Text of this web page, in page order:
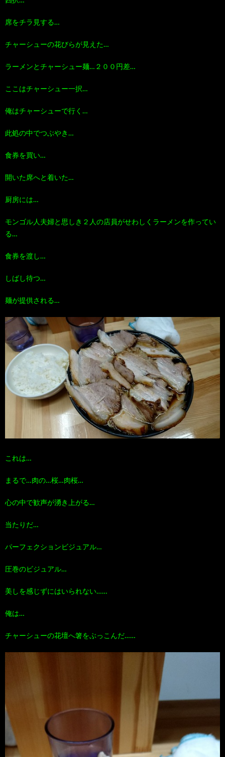
席をチラ見する…
チャーシューの花びらが見えた…
ラーメンとチャーシュー麺…２００円差…
ここはチャーシュー一択…
俺はチャーシューで行く…
此処の中でつぶやき…
食券を買い…
開いた席へと着いた…
厨房には…
モンゴル人夫婦と思しき２人の店員がせわしくラーメンを作ってい
る…
食券を渡し…
しばし待つ…
麺が提供される…
これは…
まるで…肉の…桜…肉桜…
心の中で歓声が湧き上がる…
当たりだ…
パーフェクションビジュアル…
圧巻のビジュアル…
美しを感じずにはいられない……
俺は…
チャーシューの花壇へ箸をぶっこんだ……